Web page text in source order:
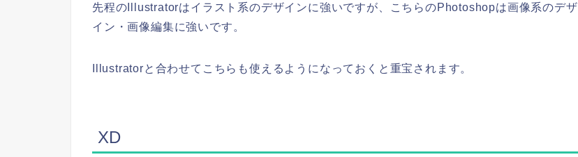
先程のIllustratorはイラスト系のデザインに強いですが、こちらのPhotoshopは画像系のデザ
イン・画像編集に強いです。
Illustratorと合わせてこちらも使えるようになっておくと重宝されます。
XD